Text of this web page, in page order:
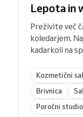
Lepota in
Preživite več
koledarjem.
kadarkoli na
Kozmetični
Brivnica
Poročni studio